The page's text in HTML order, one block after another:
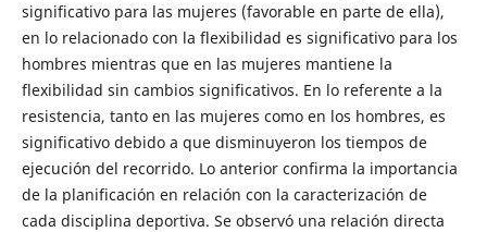
significativo para las mujeres (favorable en parte de ella),
en lo relacionado con la flexibilidad es significativo para los
hombres mientras que en las mujeres mantiene la
flexibilidad sin cambios significativos. En lo referente a la
resistencia, tanto en las mujeres como en los hombres, es
significativo debido a que disminuyeron los tiempos de
ejecución del recorrido. Lo anterior confirma la importancia
de la planificación en relación con la caracterización de
cada disciplina deportiva. Se observó una relación directa